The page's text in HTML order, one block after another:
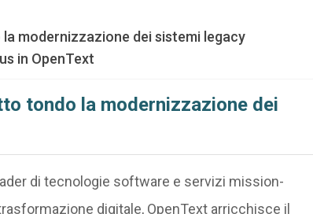
modernizzazione dei sistemi legacy
in OpenText
tondo la modernizzazione dei
di tecnologie software e servizi mission-
digitale, OpenText arricchisce il